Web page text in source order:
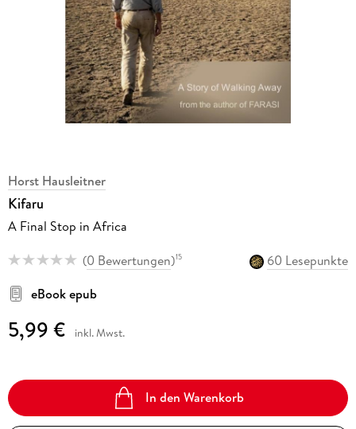
Horst Hausleitner
Kifaru
A Final Stop in Africa
(0 Bewertungen)15
60 Lesepunkte
eBook epub
5,99 € inkl. Mwst.
In den Warenkorb